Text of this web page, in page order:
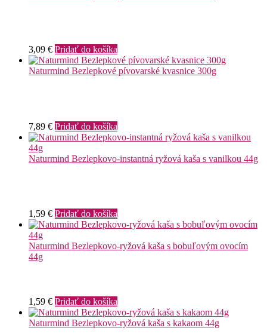
3,09 € Pridať do košíka
Naturmind Bezlepkové pívovarské kvasnice 300g
7,89 € Pridať do košíka
Naturmind Bezlepkovo-instantná ryžová kaša s vanilkou 44g
1,59 € Pridať do košíka
Naturmind Bezlepkovo-ryžová kaša s bobuľovým ovocím
44g
1,59 € Pridať do košíka
Naturmind Bezlepkovo-ryžová kaša s kakaom 44g